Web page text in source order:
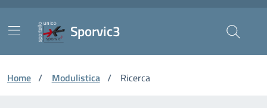
Sporvic3
Home / Modulistica / Ricerca